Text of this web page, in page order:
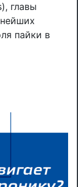
главы
пайки в